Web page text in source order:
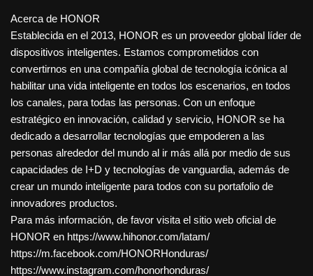
Acerca de HONOR
Establecida en el 2013, HONOR es un proveedor global líder de
dispositivos inteligentes. Estamos comprometidos con
convertirnos en una compañía global de tecnología icónica al
habilitar una vida inteligente en todos los escenarios, en todos
los canales, para todas las personas. Con un enfoque
estratégico en innovación, calidad y servicio, HONOR se ha
dedicado a desarrollar tecnologías que empoderen a las
personas alrededor del mundo al ir más allá por medio de sus
capacidades de I+D y tecnologías de vanguardia, además de
crear un mundo inteligente para todos con su portafolio de
innovadores productos.
Para más información, de favor visita el sitio web oficial de
HONOR en https://www.hihonor.com/latam/
https://m.facebook.com/HONORHonduras/
https://www.instagram.com/honorhonduras/